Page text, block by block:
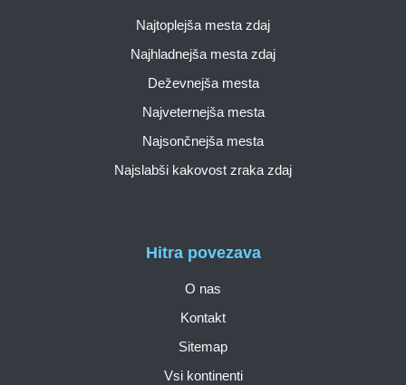
Hitra povezava
O nas
Kontakt
Sitemap
Vsi kontinenti
Najtoplejša mesta zdaj
Najhladnejša mesta zdaj
Deževnejša mesta
Najveternejša mesta
Najsončnejša mesta
Najslabši kakovost zraka zdaj